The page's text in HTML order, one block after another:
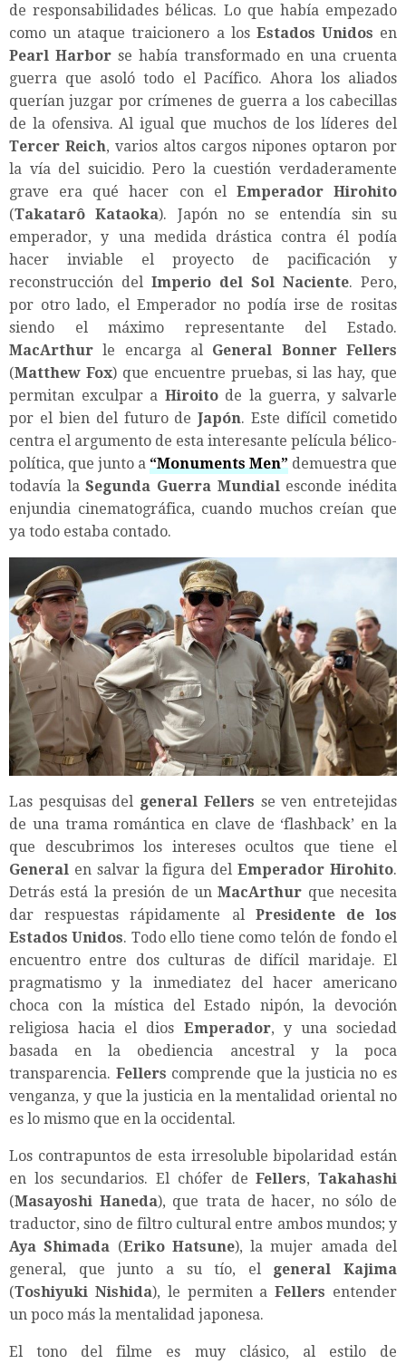
de responsabilidades bélicas. Lo que había empezado
como un ataque traicionero a los Estados Unidos en
Pearl Harbor se había transformado en una cruenta
guerra que asoló todo el Pacífico. Ahora los aliados
querían juzgar por crímenes de guerra a los cabecillas
de la ofensiva. Al igual que muchos de los líderes del
Tercer Reich, varios altos cargos nipones optaron por
la vía del suicidio. Pero la cuestión verdaderamente
grave era qué hacer con el Emperador Hirohito
(Takatarô Kataoka). Japón no se entendía sin su
emperador, y una medida drástica contra él podía
hacer inviable el proyecto de pacificación y
reconstrucción del Imperio del Sol Naciente. Pero,
por otro lado, el Emperador no podía irse de rositas
siendo el máximo representante del Estado.
MacArthur le encarga al General Bonner Fellers
(Matthew Fox) que encuentre pruebas, si las hay, que
permitan exculpar a Hiroitode la guerra, y salvarle
por el bien del futuro deJapón. Este difícil cometido
centra el argumento de esta interesante película bélico-
política, que junto a “Monuments Men” demuestra que
todavía laSegunda Guerra Mundialesconde inédita
enjundia cinematográfica, cuando muchos creían que
ya todo estaba contado.
Las pesquisas del general Fellers se ven entretejidas
de una trama romántica en clave de ‘flashback’ en la
que descubrimos los intereses ocultos que tiene el
General en salvar la figura delEmperador Hirohito.
Detrás está la presión de unMacArthur que necesita
dar respuestas rápidamente al Presidente de los
Estados Unidos. Todo ello tiene como telón de fondo el
encuentro entre dos culturas de difícil maridaje. El
pragmatismo y la inmediatez del hacer americano
choca con la mística del Estado nipón, la devoción
religiosa hacia el dios Emperador, y una sociedad
basada en la obediencia ancestral y la poca
transparencia. Fellers comprende que la justicia no es
venganza, y que la justicia en la mentalidad oriental no
es lo mismo que en la occidental.
Los contrapuntos de esta irresoluble bipolaridad están
en los secundarios. El chófer deFellers,Takahashi
(Masayoshi Haneda), que trata de hacer, no sólo de
traductor, sino de filtro cultural entre ambos mundos; y
Aya Shimada (Eriko Hatsune), la mujer amada del
general, que junto a su tío, el general Kajima
(Toshiyuki Nishida), le permiten aFellers entender
un poco más la mentalidad japonesa.
El tono del filme es muy clásico, al estilo de